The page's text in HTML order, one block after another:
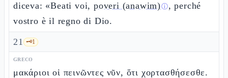
diceva: «Beati voi,poveri (anawim)ⓘ, perché
vostro è il regno di Dio.
21 🗝️1
GRECO
μακάριοι οἱ πεινῶντες νῦν, ὅτι χορτασθήσεσθε.